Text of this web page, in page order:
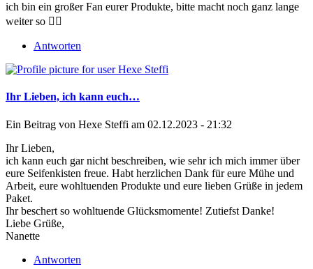
ich bin ein großer Fan eurer Produkte, bitte macht noch ganz lange
weiter so 👍🏻
Antworten
Ihr Lieben, ich kann euch…
Ein Beitrag von Hexe Steffi am 02.12.2023 - 21:32
Ihr Lieben,
ich kann euch gar nicht beschreiben, wie sehr ich mich immer über
eure Seifenkisten freue. Habt herzlichen Dank für eure Mühe und
Arbeit, eure wohltuenden Produkte und eure lieben Grüße in jedem
Paket.
Ihr beschert so wohltuende Glücksmomente! Zutiefst Danke!
Liebe Grüße,
Nanette
Antworten